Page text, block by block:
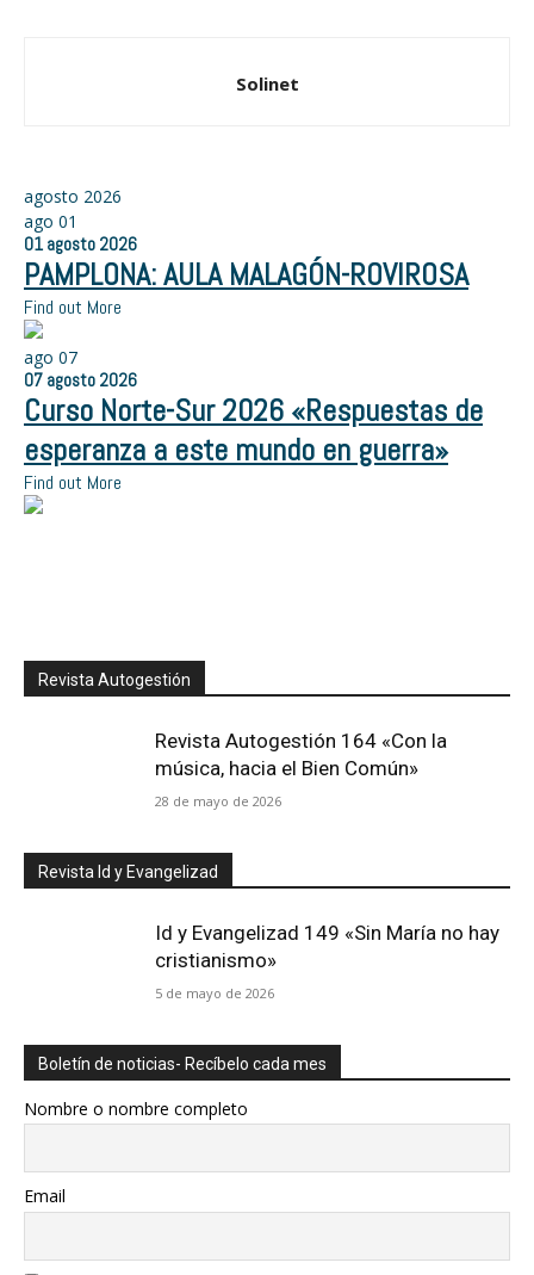
Solinet
agosto 2026
ago 01
01 agosto 2026
PAMPLONA: AULA MALAGÓN-ROVIROSA
Find out More
ago 07
07 agosto 2026
Curso Norte-Sur 2026 «Respuestas de
esperanza a este mundo en guerra»
Find out More
Revista Autogestión
Revista Autogestión 164 «Con la
música, hacia el Bien Común»
28 de mayo de 2026
Revista Id y Evangelizad
Id y Evangelizad 149 «Sin María no hay
cristianismo»
5 de mayo de 2026
Boletín de noticias- Recíbelo cada mes
Nombre o nombre completo
Email